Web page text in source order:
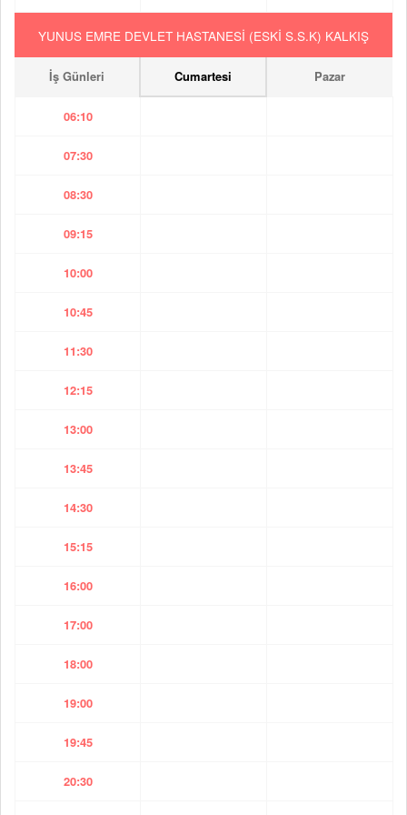
YUNUS EMRE DEVLET HASTANESİ (ESKİ S.S.K) KALKIŞ
İş Günleri Cumartesi Pazar
06:10
07:30
08:30
09:15
10:00
10:45
11:30
12:15
13:00
13:45
14:30
15:15
16:00
17:00
18:00
19:00
19:45
20:30